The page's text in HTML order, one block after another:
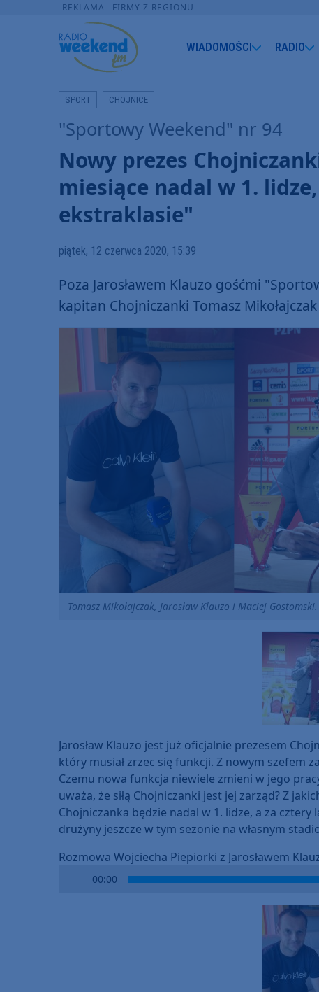
REKLAMA FIRMY Z REGIONU
WIADOMOŚCI RADIO
SPORT CHOJNICE
"Sportowy Weekend" nr 94
Nowy prezes
miesiące nadal w 1.
ekstraklasie"
piątek, 12 czerwca 2020, 15:39
Poza Jarosławem Klauzo gośćmi
kapitan Chojniczanki Tomasz
Tomasz Mikołajczak, Jarosław Klauzo i Maciej
Jarosław Klauzo jest już oficjalnie prezesem
który musiał zrzec się funkcji. Z nowym szefem
Czemu nowa funkcja niewiele zmieni w jego
uważa, że siłą Chojniczanki jest jej zarząd? Z
Chojniczanka będzie nadal w 1. lidze, a za
drużyny jeszcze w tym sezonie na własnym
Rozmowa Wojciecha Piepiorki z Jarosławem
00:00